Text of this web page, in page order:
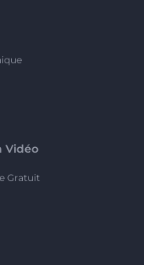
Vidéo
Gratuit